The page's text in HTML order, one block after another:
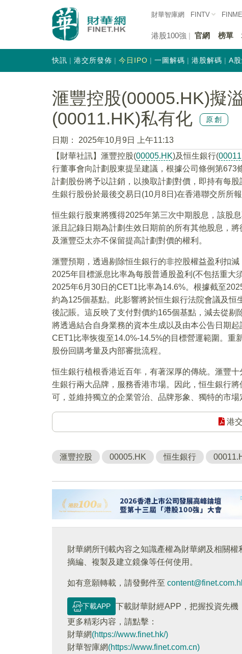
財華智庫網 FINTV
港股100強 官網 榜單
快訊 港交所發佈 今日IPO 一圖解碼 港股解碼 A
滙豐控股(00005.HK)擬
(00011.HK)私有化
原創
日期：
2025年10月9日 上午11:13
【財華社訊】滙豐控股(00005.HK)及恒生銀行(
行董事會向計劃股東提呈建議，根據公司條例第673
計劃股份將予以註銷，以換取計劃對價，即持有每
生銀行股份於最後交易日(10月8日)在香港聯交所所
恒生銀行股東將獲得2025年第三次中期股息，該股
派且記錄日期為計劃生效日期前的所有其他股息，
及滙豐亞太亦不保留提高計劃對價的權利。
滙豐預期，透過剔除恒生銀行的非控股權益盈利扣
2025年目標派息比率為每股普通股盈利(不包括重大
2025年6月30日的CET1比率為14.6%。根據截至
約為125個基點。此影響將於恒生銀行法院會議及
後記賬。這反映了支付對價約165個基點，減去從
將透過結合自身業務的資本生成以及由本公告日期
CET1比率恢復至14.0%-14.5%的目標營運範圍。重
股份回購考量及内部審批流程。
恒生銀行植根香港近百年，有著深厚的傳統。滙豐
生銀行兩大品牌，服務香港市場。因此，恒生銀行
可，並維持獨立的企業管治、品牌形象、獨特的市場
港
滙豐控股 00005.HK 恒生銀行
財華網所刊載內容之知識產權為財華網及相關
摘編、複製及建立鏡像等任何使用。
如有意願轉載，請發郵件至
下載APP
下載財華財經APP，把握投資先機
更多精彩内容，請點擊：
財華網(https://www.finet.hk/)
財華智庫網(https://www.finet.com.cn)